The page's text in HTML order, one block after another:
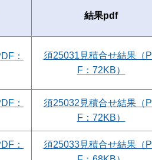
結果pdf
：
須25031見積合せ結果（
F：72KB）
：
須25032見積合せ結果（
F：72KB）
：
須25033見積合せ結果（